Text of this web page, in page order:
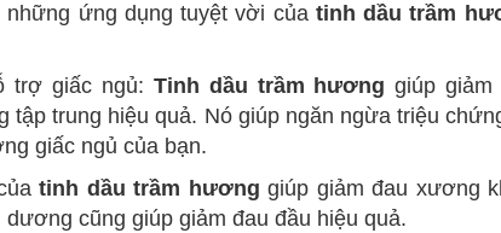
ứng dụng tuyệt vời của tinh dầu trầm
trợ giấc ngủ: Tinh dầu trầm hương giúp giảm
trung hiệu quả. Nó giúp ngăn ngừa triệu
giấc ngủ của bạn.
tinh dầu trầm hương giúp giảm đau xương
cũng giúp giảm đau đầu hiệu quả.